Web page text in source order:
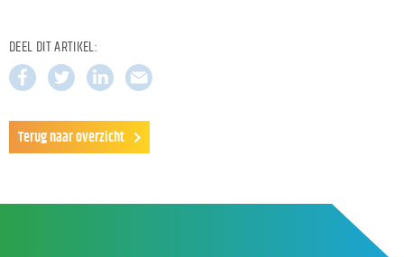
DEEL DIT ARTIKEL:
Terug naar overzicht